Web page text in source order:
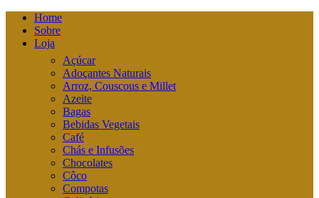
Home
Sobre
Loja
Açúcar
Adoçantes Naturais
Arroz, Couscous e Millet
Azeite
Bagas
Bebidas Vegetais
Café
Chás e Infusões
Chocolates
Côco
Compotas